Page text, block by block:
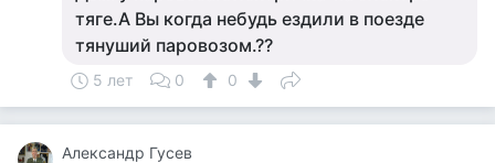
тяге.А Вы когда небудь ездили в поезде
тянуший паровозом.??
5 лет 0 0
Александр Гусев